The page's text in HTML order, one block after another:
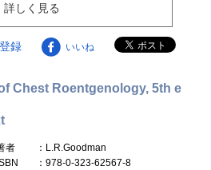
詳しく見る
録 いいね
Chest Roentgenology, 5th e
者
：L.R.Goodman
：978-0-323-62567-8